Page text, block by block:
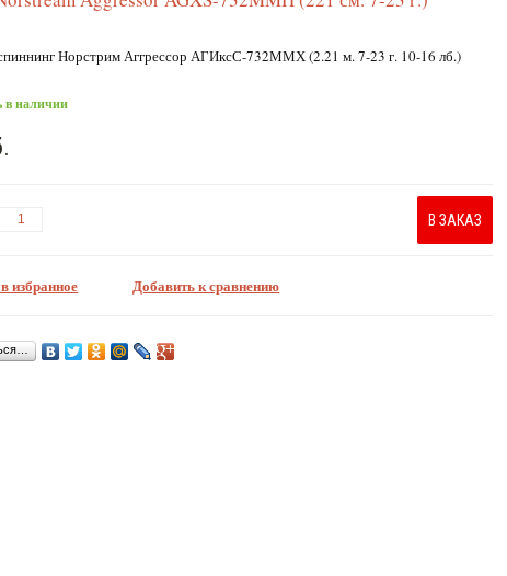
Норстрим Аггрессор АГИксС-732ММХ (2.21 м. 7-23 г. 10-16 лб.)
в наличии
В ЗАКАЗ
избранное Добавить к сравнению